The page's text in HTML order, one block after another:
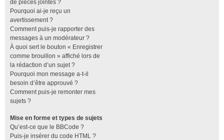
de pièces jointes ?
Pourquoi ai-je reçu un
avertissement ?
Comment puis-je rapporter des
messages à un modérateur ?
À quoi sert le bouton « Enregistrer
comme brouillon » affiché lors de
la rédaction d’un sujet ?
Pourquoi mon message a-t-il
besoin d’être approuvé ?
Comment puis-je remonter mes
sujets ?
Mise en forme et types de sujets
Qu’est-ce que le BBCode ?
Puis-je insérer du code HTML ?